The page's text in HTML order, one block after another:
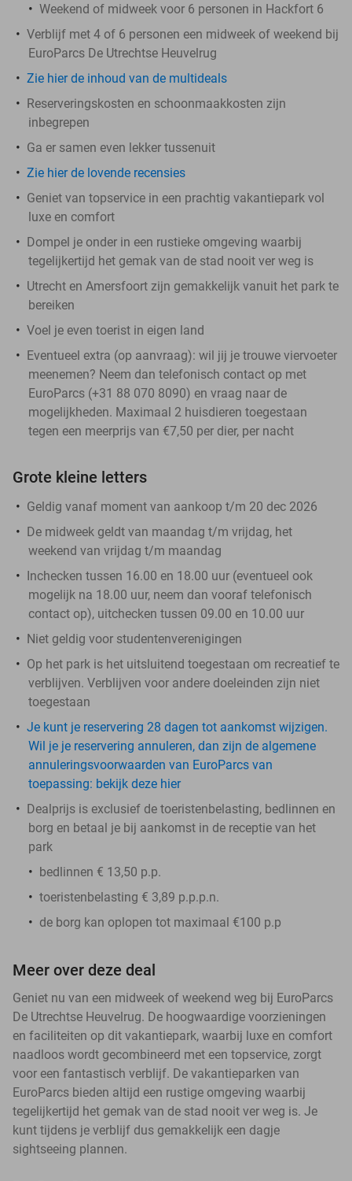
Weekend of midweek voor 6 personen in Hackfort 6
Verblijf met 4 of 6 personen een midweek of weekend bij
EuroParcs De Utrechtse Heuvelrug
Zie hier de inhoud van de multideals
Reserveringskosten en schoonmaakkosten zijn
inbegrepen
Ga er samen even lekker tussenuit
Zie hier de lovende recensies
Geniet van topservice in een prachtig vakantiepark vol
luxe en comfort
Dompel je onder in een rustieke omgeving waarbij
tegelijkertijd het gemak van de stad nooit ver weg is
Utrecht en Amersfoort zijn gemakkelijk vanuit het park te
bereiken
Voel je even toerist in eigen land
Eventueel extra (op aanvraag): wil jij je trouwe viervoeter
meenemen? Neem dan telefonisch contact op met
EuroParcs (+31 88 070 8090) en vraag naar de
mogelijkheden. Maximaal 2 huisdieren toegestaan
tegen een meerprijs van €7,50 per dier, per nacht
Grote kleine letters
Geldig vanaf moment van aankoop t/m 20 dec 2026
De midweek geldt van maandag t/m vrijdag, het
weekend van vrijdag t/m maandag
Inchecken tussen 16.00 en 18.00 uur (eventueel ook
mogelijk na 18.00 uur, neem dan vooraf telefonisch
contact op), uitchecken tussen 09.00 en 10.00 uur
Niet geldig voor studentenverenigingen
Op het park is het uitsluitend toegestaan om recreatief te
verblijven. Verblijven voor andere doeleinden zijn niet
toegestaan
Je kunt je reservering 28 dagen tot aankomst wijzigen.
Wil je je reservering annuleren, dan zijn de algemene
annuleringsvoorwaarden van EuroParcs van
toepassing: bekijk deze hier
Dealprijs is exclusief de toeristenbelasting, bedlinnen en
borg en betaal je bij aankomst in de receptie van het
park
bedlinnen € 13,50 p.p.
toeristenbelasting € 3,89 p.p.p.n.
de borg kan oplopen tot maximaal €100 p.p
Meer over deze deal
Geniet nu van een midweek of weekend weg bij EuroParcs
De Utrechtse Heuvelrug. De hoogwaardige voorzieningen
en faciliteiten op dit vakantiepark, waarbij luxe en comfort
naadloos wordt gecombineerd met een topservice, zorgt
voor een fantastisch verblijf. De vakantieparken van
EuroParcs bieden altijd een rustige omgeving waarbij
tegelijkertijd het gemak van de stad nooit ver weg is. Je
kunt tijdens je verblijf dus gemakkelijk een dagje
sightseeing plannen.